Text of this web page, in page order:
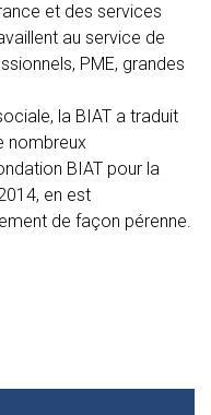
et des services
au service de
PME, grandes
la BIAT a traduit
nombreux
BIAT pour la
en est
de façon pérenne.